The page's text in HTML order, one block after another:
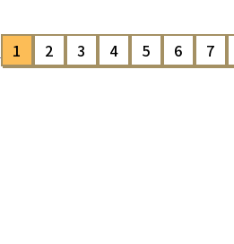
1 2 3 4 5 6 7